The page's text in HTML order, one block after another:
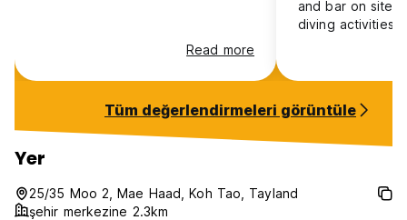
Read more
and bar on site.
diving activities
Tüm değerlendirmeleri görüntüle
Yer
25/35 Moo 2, Mae Haad, Koh Tao, Tayland
şehir merkezine 2.3km